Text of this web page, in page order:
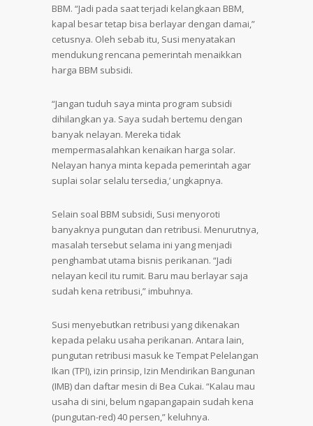
BBM. “Jadi pada saat terjadi kelangkaan BBM,
kapal besar tetap bisa berlayar dengan damai,”
cetusnya. Oleh sebab itu, Susi menyatakan
mendukung rencana pemerintah menaikkan
harga BBM subsidi.
“Jangan tuduh saya minta program subsidi
dihilangkan ya. Saya sudah bertemu dengan
banyak nelayan. Mereka tidak
mempermasalahkan kenaikan harga solar.
Nelayan hanya minta kepada pemerintah agar
suplai solar selalu tersedia,’ ungkapnya.
Selain soal BBM subsidi, Susi menyoroti
banyaknya pungutan dan retribusi. Menurutnya,
masalah tersebut selama ini yang menjadi
penghambat utama bisnis perikanan. “Jadi
nelayan kecil itu rumit. Baru mau berlayar saja
sudah kena retribusi,” imbuhnya.
Susi menyebutkan retribusi yang dikenakan
kepada pelaku usaha perikanan. Antara lain,
pungutan retribusi masuk ke Tempat Pelelangan
Ikan (TPI), izin prinsip, Izin Mendirikan Bangunan
(IMB) dan daftar mesin di Bea Cukai. “Kalau mau
usaha di sini, belum ngapangapain sudah kena
(pungutan-red) 40 persen,” keluhnya.